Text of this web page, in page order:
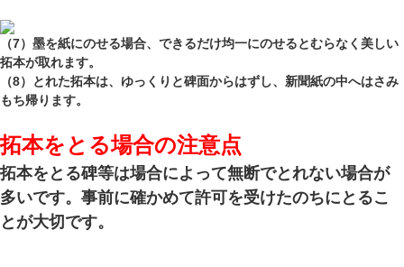
（7）墨を紙にのせる場合、できるだけ均一にのせるとむらなく美しい
拓本が取れます。
（8）とれた拓本は、ゆっくりと碑面からはずし、新聞紙の中へはさみ
もち帰ります。
拓本をとる場合の注意点
拓本をとる碑等は場合によって無断でとれない場合が
多いです。事前に確かめて許可を受けたのちにとるこ
とが大切です。